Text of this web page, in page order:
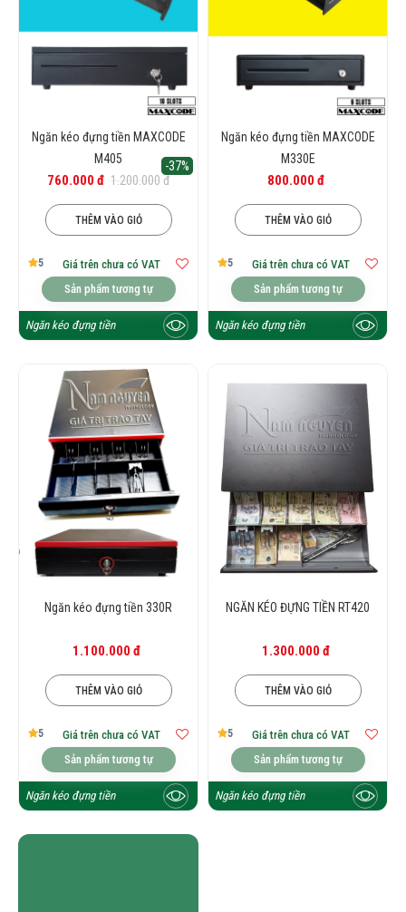
Ngăn kéo đựng tiền MAXCODE
M405
760.000 đ 1.200.000 đ
-37%
THÊM VÀO GIỎ
5
Giá trên chưa có VAT
Sản phẩm tương tự
Ngăn kéo đựng tiền
Ngăn kéo đựng tiền MAXCODE
M330E
800.000 đ
THÊM VÀO GIỎ
5
Giá trên chưa có VAT
Sản phẩm tương tự
Ngăn kéo đựng tiền
Ngăn kéo đựng tiền 330R
1.100.000 đ
THÊM VÀO GIỎ
5
Giá trên chưa có VAT
Sản phẩm tương tự
Ngăn kéo đựng tiền
NGĂN KÉO ĐỰNG TIỀN RT420
1.300.000 đ
THÊM VÀO GIỎ
5
Giá trên chưa có VAT
Sản phẩm tương tự
Ngăn kéo đựng tiền